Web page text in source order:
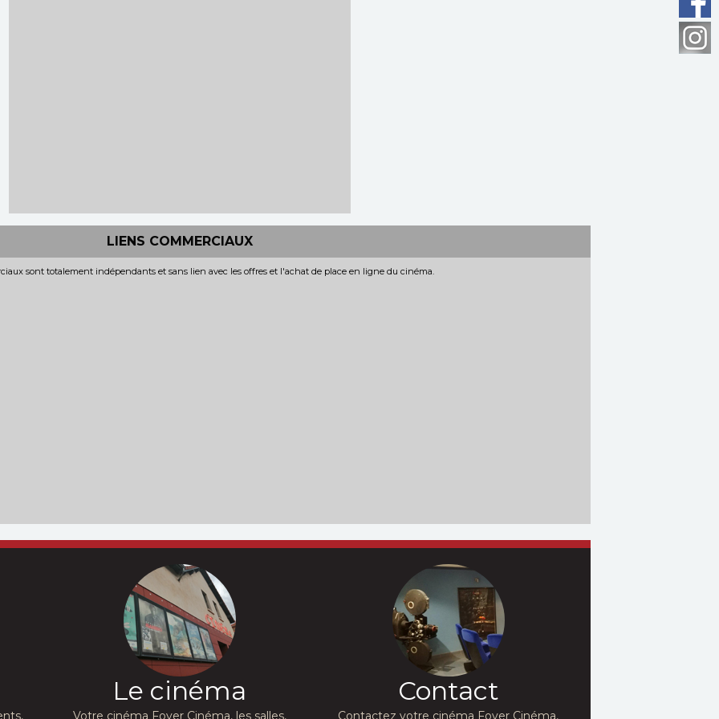
LIENS COMMERCIAUX
sont totalement indépendants et sans lien avec les offres et l'achat de place en ligne du cinéma.
Le cinéma
Votre cinéma Foyer Cinéma, les salles,
Contact
Contactez votre cinéma Foyer Cinéma,